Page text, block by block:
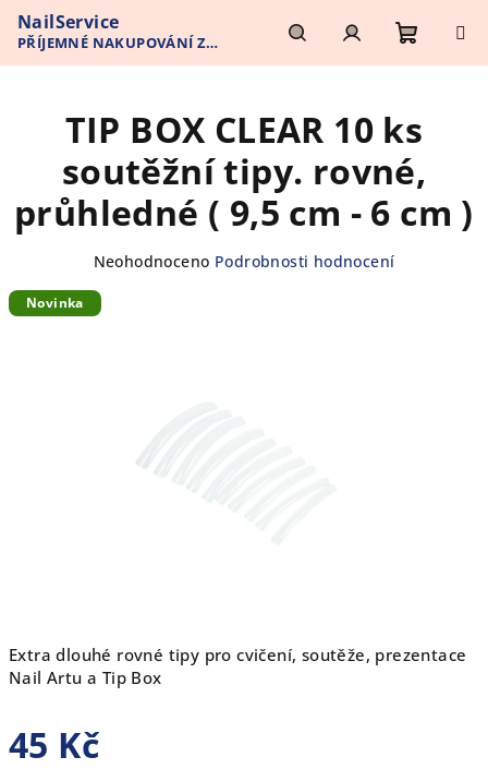
obsah
NailService
PŘÍJEMNÉ NAKUPOVÁNÍ Z
POHODLÍ VAŠEHO DOMOVA
HledatPřihlášení
košík
Extra dlouhé rovné tipy pro cvičení, soutěže, prezentace
Nail Artu a Tip Box
45 Kč
TIP BOX CLEAR 10 ks
soutěžní tipy. rovné,
průhledné ( 9,5 cm - 6 cm )
Průměrné
produktu
Neohodnoceno Podrobnosti hodnocení
Novinka